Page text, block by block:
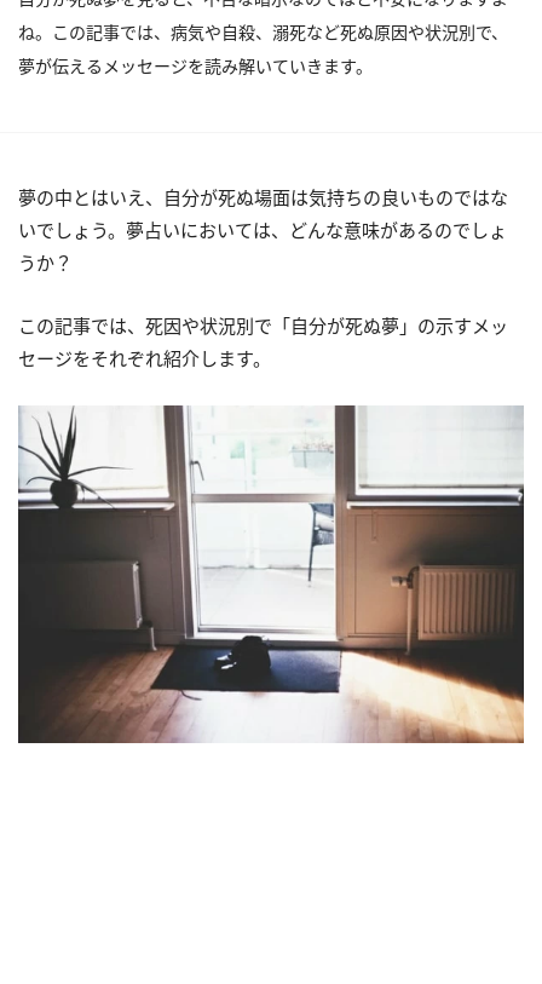
ね。この記事では、病気や自殺、溺死など死ぬ原因や状況別で、
夢が伝えるメッセージを読み解いていきます。
夢の中とはいえ、自分が死ぬ場面は気持ちの良いものではな
いでしょう。夢占いにおいては、どんな意味があるのでしょ
うか？
この記事では、死因や状況別で「自分が死ぬ夢」の示すメッ
セージをそれぞれ紹介します。